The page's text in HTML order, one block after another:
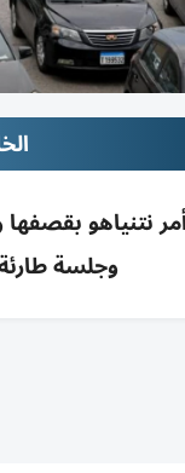
نتنياهو
وجلسة